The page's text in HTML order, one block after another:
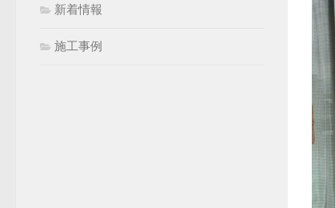
新着情報
施工事例